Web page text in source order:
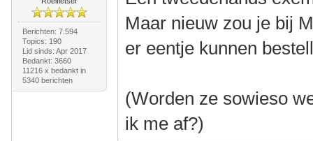
Berichten: 7.594
Topics: 190
Lid sinds: Apr 2017
Bedankt: 3660
11216 x bedankt in
5340 berichten
Maar nieuw zou je bij
er eentje kunnen
(Worden ze sowieso
ik me af?)